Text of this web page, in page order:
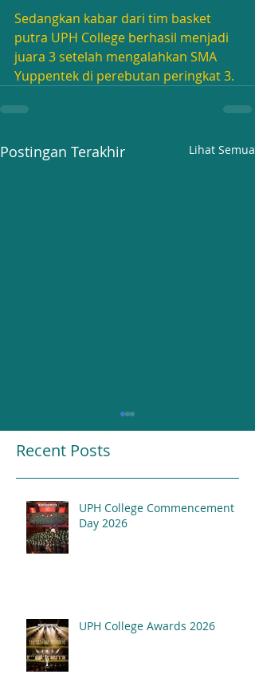
Sedangkan kabar dari tim basket
putra UPH College berhasil menjadi
juara 3 setelah mengalahkan SMA
Yuppentek di perebutan peringkat 3.
Postingan Terakhir Lihat Semua
UPH College Awards
2026
Recent Posts
UPH College Commencement
Day 2026
UPH College Awards 2026